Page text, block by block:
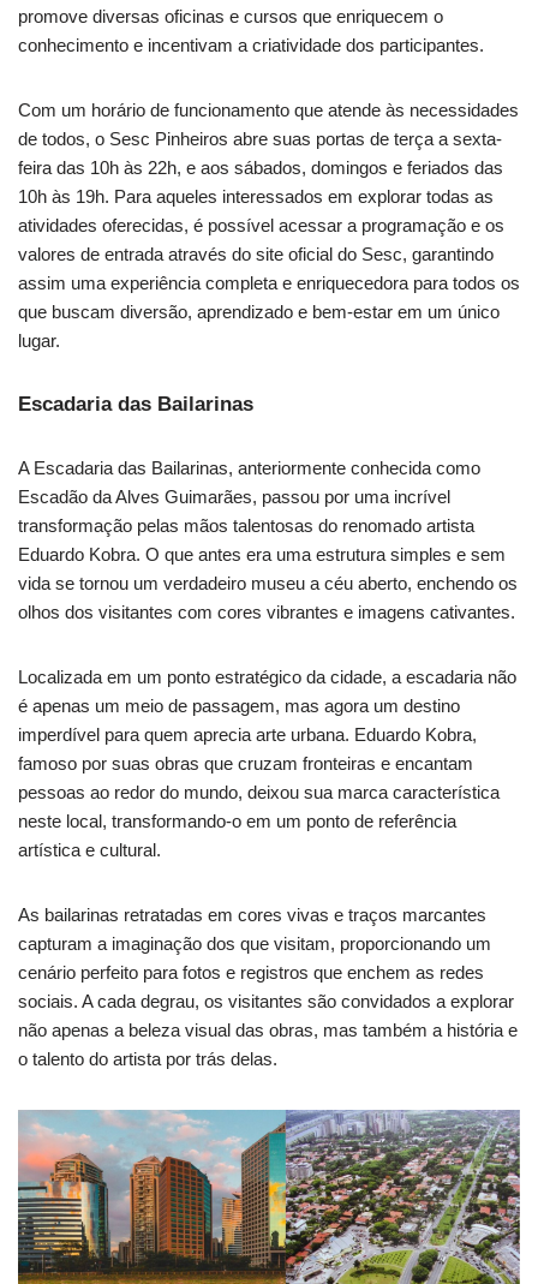
promove diversas oficinas e cursos que enriquecem o
conhecimento e incentivam a criatividade dos participantes.
Com um horário de funcionamento que atende às necessidades
de todos, o Sesc Pinheiros abre suas portas de terça a sexta-
feira das 10h às 22h, e aos sábados, domingos e feriados das
10h às 19h. Para aqueles interessados em explorar todas as
atividades oferecidas, é possível acessar a programação e os
valores de entrada através do site oficial do Sesc, garantindo
assim uma experiência completa e enriquecedora para todos os
que buscam diversão, aprendizado e bem-estar em um único
lugar.
Escadaria das Bailarinas
A Escadaria das Bailarinas, anteriormente conhecida como
Escadão da Alves Guimarães, passou por uma incrível
transformação pelas mãos talentosas do renomado artista
Eduardo Kobra. O que antes era uma estrutura simples e sem
vida se tornou um verdadeiro museu a céu aberto, enchendo os
olhos dos visitantes com cores vibrantes e imagens cativantes.
Localizada em um ponto estratégico da cidade, a escadaria não
é apenas um meio de passagem, mas agora um destino
imperdível para quem aprecia arte urbana. Eduardo Kobra,
famoso por suas obras que cruzam fronteiras e encantam
pessoas ao redor do mundo, deixou sua marca característica
neste local, transformando-o em um ponto de referência
artística e cultural.
As bailarinas retratadas em cores vivas e traços marcantes
capturam a imaginação dos que visitam, proporcionando um
cenário perfeito para fotos e registros que enchem as redes
sociais. A cada degrau, os visitantes são convidados a explorar
não apenas a beleza visual das obras, mas também a história e
o talento do artista por trás delas.